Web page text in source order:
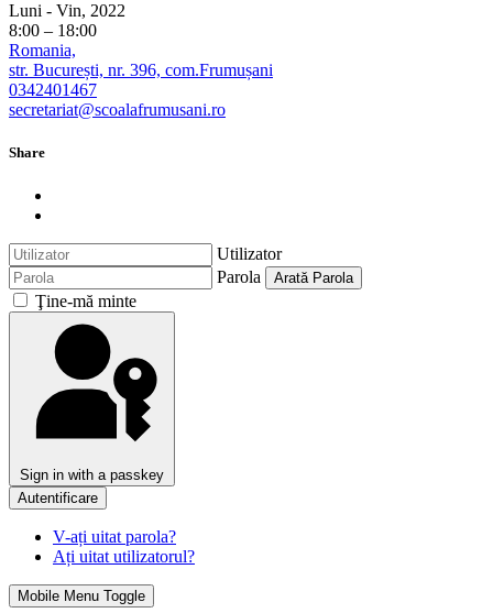
Luni - Vin, 2022
8:00 – 18:00
Romania,
str. București, nr. 396, com.Frumușani
0342401467
secretariat@scoalafrumusani.ro
Share
Utilizator
Parola
Arată Parola
Ţine-mă minte
Sign in with a passkey
Autentificare
V-ați uitat parola?
Ați uitat utilizatorul?
Mobile Menu Toggle